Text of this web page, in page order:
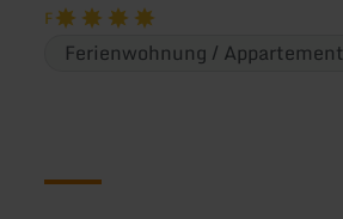
F
Ferienwohnung / Appartement